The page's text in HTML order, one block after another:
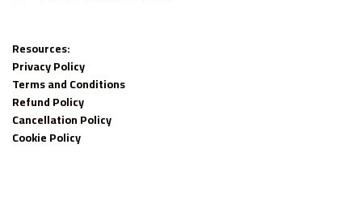
Resources:
Privacy Policy
Terms and Conditions
Refund Policy
Cancellation Policy
Cookie Policy